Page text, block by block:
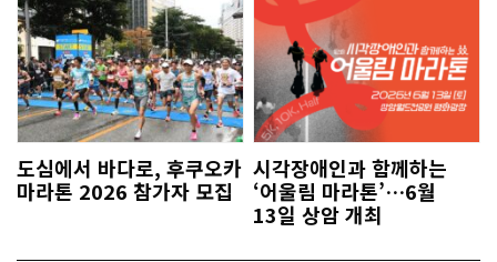
도심에서 바다로, 후쿠오카
마라톤 2026 참가자 모집
시각장애인과 함께하는
‘어울림 마라톤’…6월
13일 상암 개최